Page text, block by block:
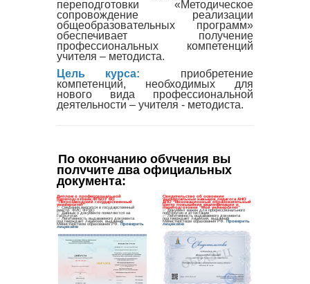
переподготовки «Методическое
сопровождение реализации
общеобразовательных программ»
обеспечивает получение
профессиональных компетенций
учителя – методиста.
Цель курса:
приобретение
компетенций, необходимых для
нового вида профессиональной
деятельности – учителя - методиста.
По окончанию обучения вы
получите два официальных
документа: